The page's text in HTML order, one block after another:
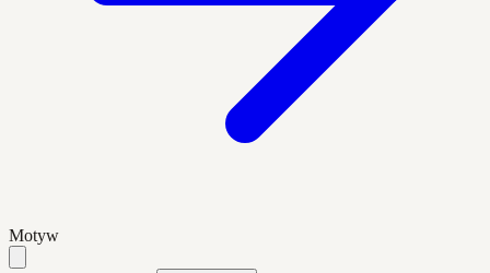
Motyw